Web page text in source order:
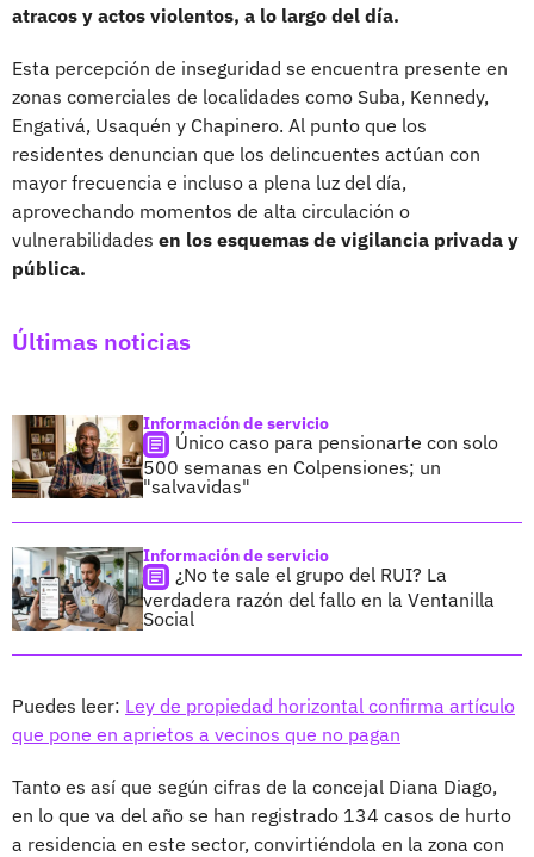
atracos y actos violentos, a lo largo del día.
Esta percepción de inseguridad se encuentra presente en
zonas comerciales de localidades como Suba, Kennedy,
Engativá, Usaquén y Chapinero. Al punto que los
residentes denuncian que los delincuentes actúan con
mayor frecuencia e incluso a plena luz del día,
aprovechando momentos de alta circulación o
vulnerabilidades en los esquemas de vigilancia privada y
pública.
Últimas noticias
Información de servicio
Único caso para pensionarte con solo
500 semanas en Colpensiones; un
"salvavidas"
Información de servicio
¿No te sale el grupo del RUI? La
verdadera razón del fallo en la Ventanilla
Social
Puedes leer: Ley de propiedad horizontal confirma artículo
que pone en aprietos a vecinos que no pagan
Tanto es así que según cifras de la concejal Diana Diago,
en lo que va del año se han registrado 134 casos de hurto
a residencia en este sector, convirtiéndola en la zona con